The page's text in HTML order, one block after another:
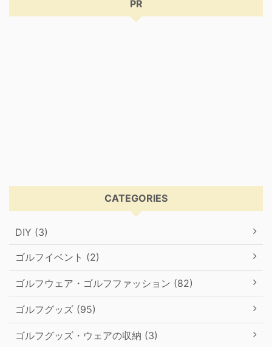
PR
CATEGORIES
DIY (3)
ゴルフイベント (2)
ゴルフウェア・ゴルフファッション (82)
ゴルフグッズ (95)
ゴルフグッズ・ウェアの収納 (3)